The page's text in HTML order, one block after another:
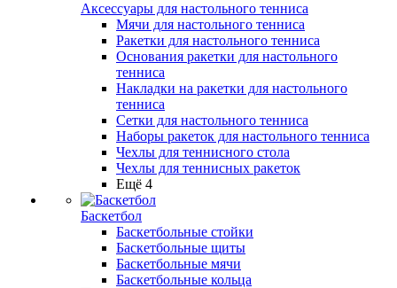
Аксессуары для настольного тенниса
Мячи для настольного тенниса
Ракетки для настольного тенниса
Основания ракетки для настольного
тенниса
Накладки на ракетки для настольного
тенниса
Сетки для настольного тенниса
Наборы ракеток для настольного тенниса
Чехлы для теннисного стола
Чехлы для теннисных ракеток
Ещё 4
Баскетбол
Баскетбольные стойки
Баскетбольные щиты
Баскетбольные мячи
Баскетбольные кольца